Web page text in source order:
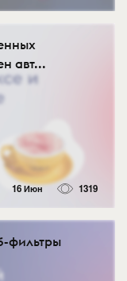
авт...
16 Июн 1319
фильтры